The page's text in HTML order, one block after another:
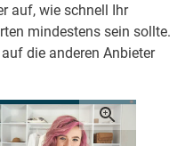
auf, wie schnell Ihr
mindestens sein sollte.
die anderen Anbieter